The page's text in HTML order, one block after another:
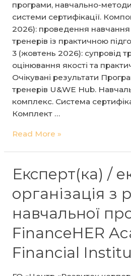
програми, навчально-
системи сертифікації.
2026): проведення
тренерів із практичною
3 (жовтень 2026): супровід
оцінювання якості та
Очікувані результати
тренерів U&WE Hub.
комплекс. Система
Комплект …
Закупівля
експерта/
команди
експертів
розробки,
апробації
впровадження
Read More »
Експерт(ка) /
організація з
навчальної
FinanceHER
Financial